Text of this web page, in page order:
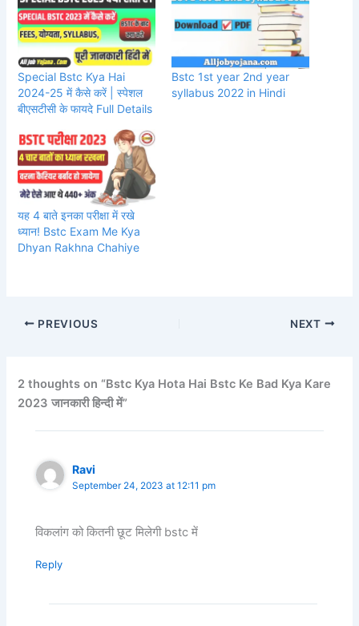
Special Bstc Kya Hai
2024-25 में कैसे करें | स्पेशल
बीएसटीसी के फायदे Full Details
Bstc 1st year 2nd year
syllabus 2022 in Hindi
यह 4 बाते इनका परीक्षा में रखे
ध्यान! Bstc Exam Me Kya
Dhyan Rakhna Chahiye
PREVIOUS NEXT
2 thoughts on “Bstc Kya Hota Hai Bstc Ke Bad Kya Kare
2023 जानकारी हिन्दी में”
Ravi
September 24, 2023 at 12:11 pm
विकलांग को कितनी छूट मिलेगी bstc में
Reply